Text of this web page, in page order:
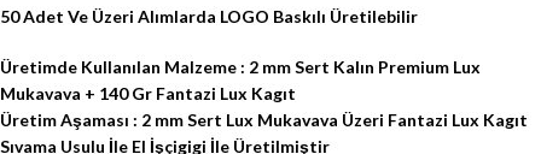
50 Adet Ve Üzeri Alımlarda LOGO Baskılı Üretilebilir
Üretimde Kullanılan Malzeme : 2 mm Sert Kalın Premium Lux
Mukavava + 140 Gr Fantazi Lux Kagıt
Üretim Aşaması : 2 mm Sert Lux Mukavava Üzeri Fantazi Lux Kagıt
Sıvama Usulu İle El İşçigigi İle Üretilmiştir